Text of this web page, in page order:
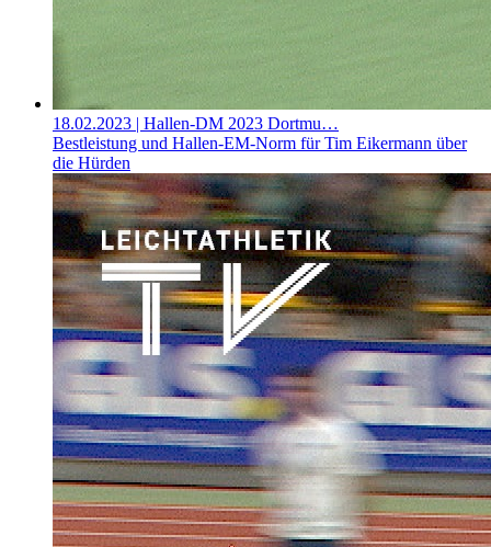
18.02.2023 | Hallen-DM 2023 Dortmu…
Bestleistung und Hallen-EM-Norm für Tim Eikermann über
die Hürden